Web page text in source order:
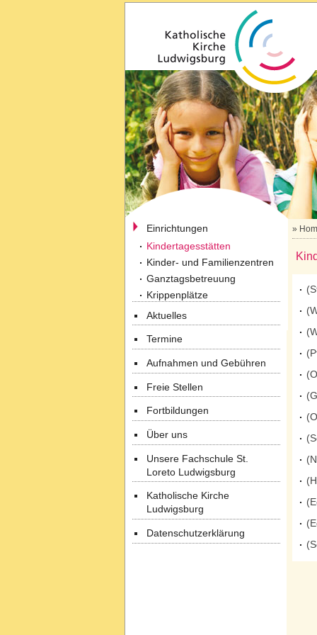
Einrichtungen
Kindertagesstätten
Kinder- und Familienzentren
Ganztagsbetreuung
Krippenplätze
Aktuelles
Termine
Aufnahmen und Gebühren
Freie Stellen
Fortbildungen
Über uns
Unsere Fachschule St.
Loreto Ludwigsburg
Katholische Kirche
Ludwigsburg
Datenschutzerklärung
»